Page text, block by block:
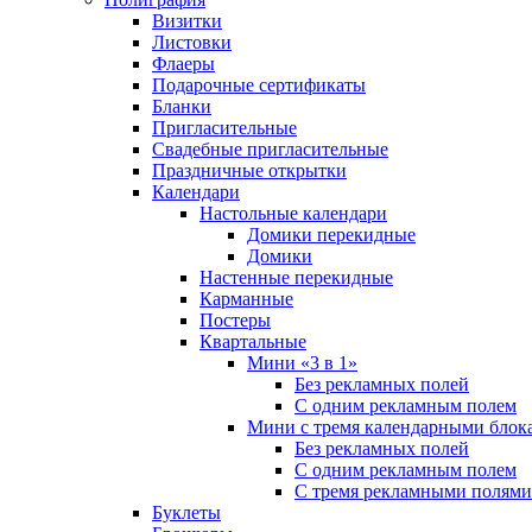
Визитки
Листовки
Флаеры
Подарочные сертификаты
Бланки
Пригласительные
Свадебные пригласительные
Праздничные открытки
Календари
Настольные календари
Домики перекидные
Домики
Настенные перекидные
Карманные
Постеры
Квартальные
Мини «3 в 1»
Без рекламных полей
С одним рекламным полем
Мини с тремя календарными
Без рекламных полей
С одним рекламным полем
С тремя рекламными полями
Буклеты